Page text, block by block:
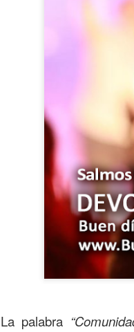
La palabra
Con el paso de los
encerradas en sí
menos ayudando y
Es como si la
al espíritu de egoísmo,
sostiene Jesús con un